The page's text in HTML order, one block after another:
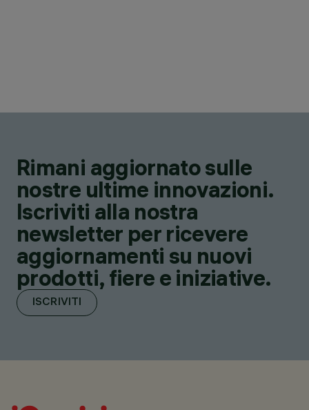
Rimani aggiornato sulle
nostre ultime innovazioni.
Iscriviti alla nostra
newsletter per ricevere
aggiornamenti su nuovi
prodotti, fiere e iniziative.
ISCRIVITI